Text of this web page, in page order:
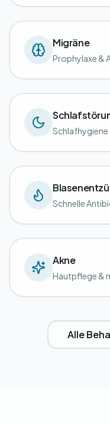
Migräne
Prophylaxe &
Schnelle
Akne
Hautpflege &
Alle